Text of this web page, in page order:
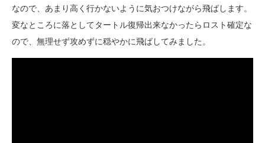
なので、あまり高く行かないように気おつけながら飛ばします。
変なところに落としてタートル復帰出来なかったらロスト確定な
ので、無理せず攻めずに穏やかに飛ばしてみました。